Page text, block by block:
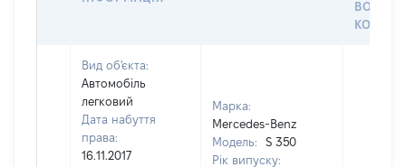
Вид об'єкта:
Автомобіль
легковий
Дата набуття
права:
16.11.2017
Марка:
Mercedes-Benz
Модель:
S 350
Рік випуску: